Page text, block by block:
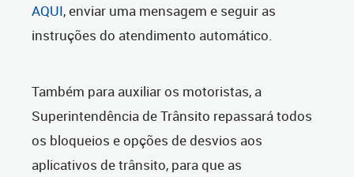
AQUI, enviar uma mensagem e seguir as
instruções do atendimento automático.
Também para auxiliar os motoristas, a
Superintendência de Trânsito repassará todos
os bloqueios e opções de desvios aos
aplicativos de trânsito, para que as